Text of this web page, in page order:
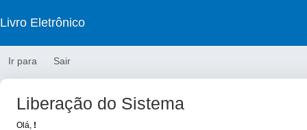
Livro Eletrônico
Ir para Sair
Liberação do Sistema
Olá, !